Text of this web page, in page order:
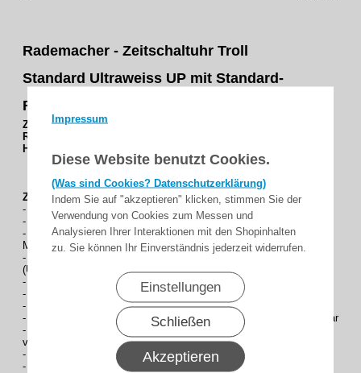
Impressum
Diese Website benutzt Cookies.
(Was sind Cookies? Datenschutzerklärung)
Indem Sie auf "akzeptieren" klicken, stimmen Sie der
Verwendung von Cookies zum Messen und
Analysieren Ihrer Interaktionen mit den Shopinhalten
zu. Sie können Ihr Einverständnis jederzeit widerrufen.
Einstellungen
Schließen
Akzeptieren
Rademacher - Zeitschaltuhr Troll
Standard Ultraweiss UP mit Standard-
Rahmen
Zur Auswahl stehen :
R-5620-UW =Ultraweiss*
Hersteller-Nr : 36500312
Zeitschaltuhr Troll Standard 5620-UW
- Großes Display mit Kontrasteinstellung und große Bedientasten
- Einfache Übernahme der aktuellen Uhrzeit als Schaltzeit
- Einfache Einstellung durch Installationsassistent und
Menüführung
- Tages- + Wochenprogramm und Zufallsfunktion
(Urlaubsschaltung)
- Blockiererkennung bei mechanischen Rohrmotoren integriert
- Automatische Sommer- / Winterzeitumstellung (deaktivierbar)
- Einfache AUTO / MAN Umschaltung sowie Reset-Funktion
- Tastensperre (Schutz gegen unbeabsichtigte Eingaben) aktivierbar
- Drehrichtungsumkehr (falls die Drehrichtung des Motors
vertauscht ist)
- Gangreserve bei Stromausfall > 8 Stunden
- Stand-by: < 0,6 W